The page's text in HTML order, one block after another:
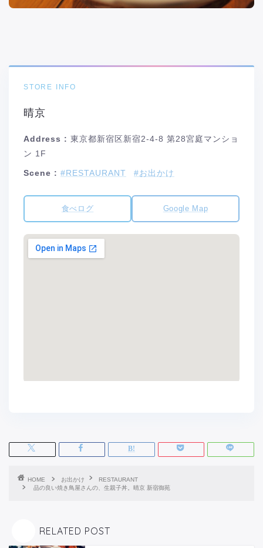
STORE INFO
晴京
Address : 東京都新宿区新宿2-4-8 第28宮庭マンショ
ン 1F
Scene : #RESTAURANT #お出かけ
食べログ Google Map
HOME お出かけ
RESTAURANT
品の良い焼き鳥屋さんの、生親子丼。晴京 新宿御苑
RELATED POST